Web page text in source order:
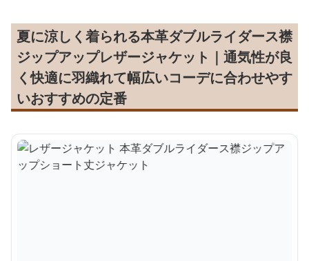
夏に涼しく着られる本革ダブルライダース襟
ジップアップレザージャケット｜通気性が良
く快適に羽織れて幅広いコーデに合わせやす
いおすすめの定番